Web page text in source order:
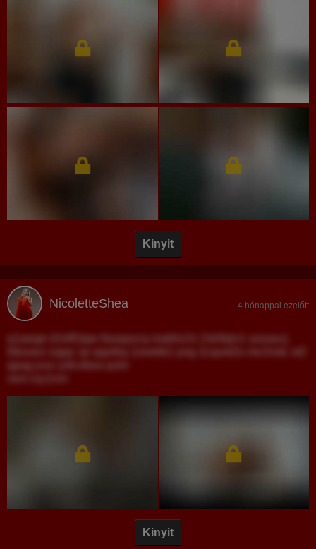
Kinyit
NicoletteShea 4 hónappal ezelőtt
Kinyit